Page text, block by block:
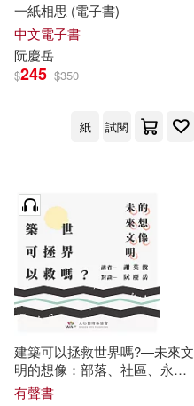
一紙相思 (電子書)
中文電子書
阮慶岳
$245 $350
紙 試閱
建築可以拯救世界嗎?—未來文
明的想像：部落、社區、永續
(有聲書)
有聲書